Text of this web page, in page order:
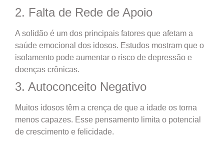
2. Falta de Rede de Apoio
A solidão é um dos principais fatores que afetam a
saúde emocional dos idosos. Estudos mostram que o
isolamento pode aumentar o risco de depressão e
doenças crônicas.
3. Autoconceito Negativo
Muitos idosos têm a crença de que a idade os torna
menos capazes. Esse pensamento limita o potencial
de crescimento e felicidade.